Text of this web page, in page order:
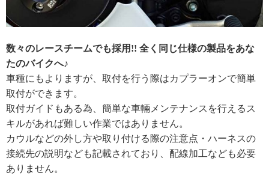
数々のレースチームでも採用!! 全く同じ仕様の製品をあな
たのバイクへ♪
車種にもよりますが、取付を行う際はカプラーオンで簡単
取付ができます。
取付ガイドもある為、簡単な車輛メンテナンスを行えるス
キルがあれば難しい作業ではありません。
カウルなどの外し方や取り付ける際の注意点・ハーネスの
接続先の説明なども記載されており、配線加工なども必要
ありません。